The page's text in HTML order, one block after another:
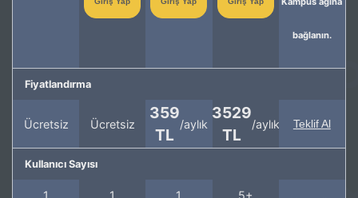
bağlanın.
Fiyatlandırma
Ücretsiz Ücretsiz
359
TL
/aylık
3529
TL
/aylık Teklif Al
Kullanıcı Sayısı
1
1
1
5+